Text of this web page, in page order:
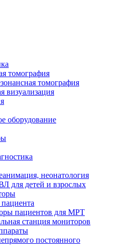
томография
томография
визуализация
оборудование
неонатология
для детей и взрослых
пациентов для МРТ
станция мониторов
постоянного